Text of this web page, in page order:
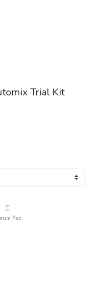
Trial Kit
Yaz